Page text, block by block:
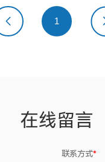
上一页 1 下
在线留言
联系方式*